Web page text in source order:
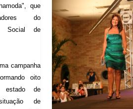
que
do
Social de
campanha
oito
estado de
de